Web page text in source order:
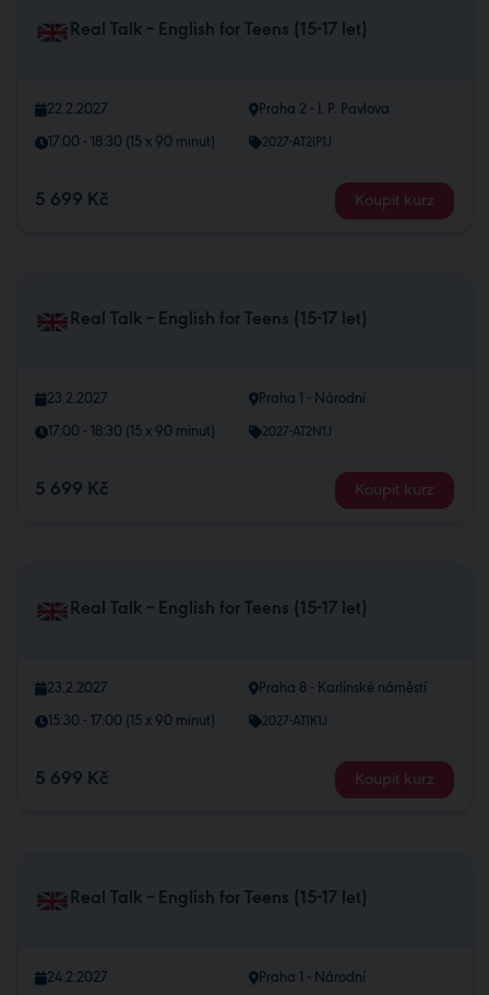
Real Talk – English for Teens (15-17 let)
22.2.2027 Praha 2 - I. P. Pavlova
17:00 - 18:30 (15 x 90 minut) 2027-AT2IP1J
5 699 Kč Koupit kurz
Real Talk – English for Teens (15-17 let)
23.2.2027 Praha 1 - Národní
17:00 - 18:30 (15 x 90 minut) 2027-AT2N1J
5 699 Kč Koupit kurz
Real Talk – English for Teens (15-17 let)
23.2.2027 Praha 8 - Karlínské náměstí
15:30 - 17:00 (15 x 90 minut) 2027-AT1K1J
5 699 Kč Koupit kurz
Real Talk – English for Teens (15-17 let)
24.2.2027 Praha 1 - Národní